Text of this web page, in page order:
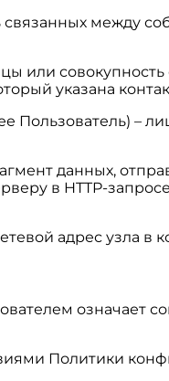
связанных между
или
указана
Пользователь)
данных,
в HTTP-
адрес узла
Политики